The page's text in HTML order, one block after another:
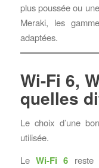
plus poussée ou
Meraki, les
adaptées.
Wi-Fi 6,
quelles
Le choix d’une
utilisée.
LeWi-Fi 6 reste